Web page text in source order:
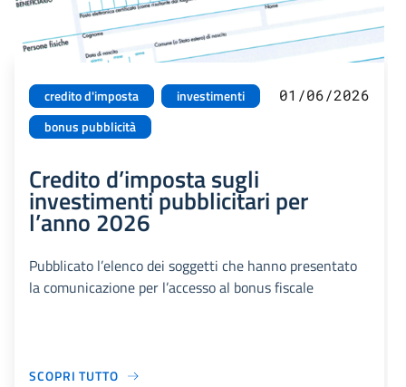
credito d'imposta
investimenti
bonus pubblicità
01/06/2026
Credito d’imposta sugli
investimenti pubblicitari per
l’anno 2026
Pubblicato l’elenco dei soggetti che hanno presentato
la comunicazione per l’accesso al bonus fiscale
SCOPRI TUTTO